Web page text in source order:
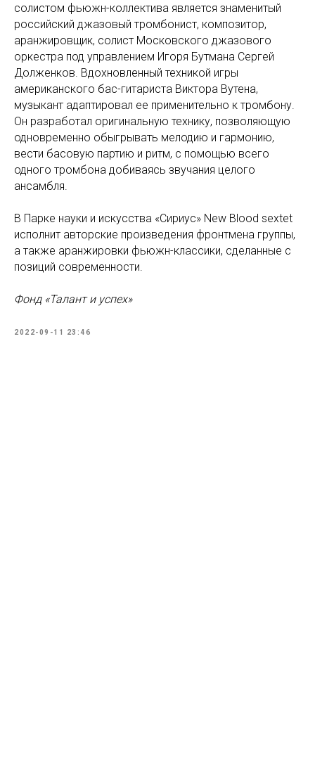
солистом фьюжн-коллектива является знаменитый
российский джазовый тромбонист, композитор,
аранжировщик, солист Московского джазового
оркестра под управлением Игоря Бутмана Сергей
Долженков. Вдохновленный техникой игры
американского бас-гитариста Виктора Вутена,
музыкант адаптировал ее применительно к тромбону.
Он разработал оригинальную технику, позволяющую
одновременно обыгрывать мелодию и гармонию,
вести басовую партию и ритм, с помощью всего
одного тромбона добиваясь звучания целого
ансамбля.
В Парке науки и искусства «Сириус» New Blood sextet
исполнит авторские произведения фронтмена группы,
а также аранжировки фьюжн-классики, сделанные с
позиций современности.
Фонд «Талант и успех»
2022-09-11 23:46